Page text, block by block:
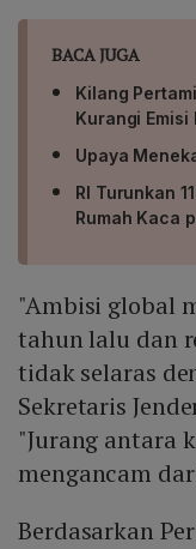
BACA JUGA
Kilang
Kurangi Emisi
Upaya
RI Turunkan
Rumah Kaca
"Ambisi global
tahun lalu dan
tidak selaras
Sekretaris
"Jurang antara
mengancam
Berdasarkan